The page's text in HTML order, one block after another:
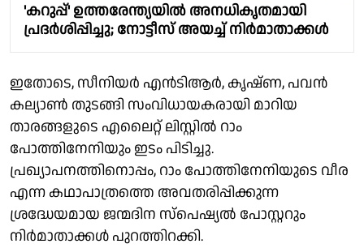
'കറുപ്പ്' ഉത്തരേന്ത്യയിൽ അനധികൃതമായി
പ്രദർശിപ്പിച്ചു; നോട്ടീസ് അയച്ച് നിർമാതാക്കൾ
ഇതോടെ, സീനിയർ എൻടിആർ, കൃഷ്ണ, പവൻ
കല്യാൺ തുടങ്ങി സംവിധായകരായി മാറിയ
താരങ്ങളുടെ എലൈറ്റ് ലിസ്റ്റിൽ റാം
പോത്തിനേനിയും ഇടം പിടിച്ചു.
പ്രഖ്യാപനത്തിനൊപ്പം, റാം പോത്തിനേനിയുടെ വീര
എന്ന കഥാപാത്രത്തെ അവതരിപ്പിക്കുന്ന
ശ്രദ്ധേയമായ ജന്മദിന സ്പെഷ്യൽ പോസ്റ്ററും
നിർമാതാക്കൾ പുറത്തിറക്കി.